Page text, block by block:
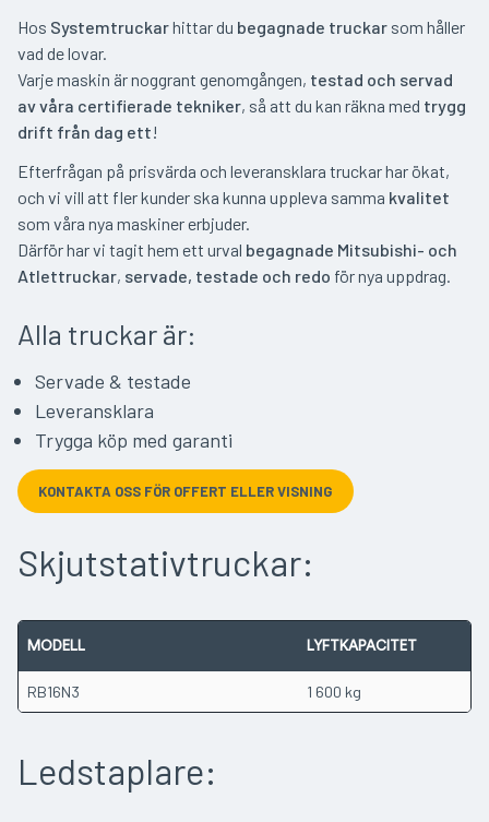
Hos Systemtruckarhittar du begagnade truckar som håller
vad de lovar.
Varje maskin är noggrant genomgången, testad och servad
av våra certifierade tekniker, så att du kan räkna med trygg
drift från dag ett!
Efterfrågan på prisvärda och leveransklara truckar har ökat,
och vi vill att fler kunder ska kunna uppleva samma kvalitet
som våra nya maskiner erbjuder.
Därför har vi tagit hem ett urval begagnade Mitsubishi- och
Atlettruckar, servade, testade och redo för nya uppdrag.
Alla truckar är:
Servade & testade
Leveransklara
Trygga köp med garanti
KONTAKTA OSS FÖR OFFERT ELLER VISNING
Skjutstativtruckar:
MODELL LYFTKAPACITET
RB16N3 1 600 kg
Ledstaplare: